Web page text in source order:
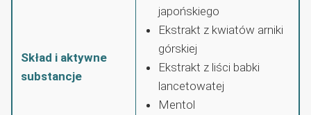
Skład i aktywne
substancje
japońskiego
Ekstrakt z kwiatów arniki
górskiej
Ekstrakt z liści babki
lancetowatej
Mentol